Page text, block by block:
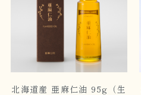
北海道産 亜麻仁油 95g（生